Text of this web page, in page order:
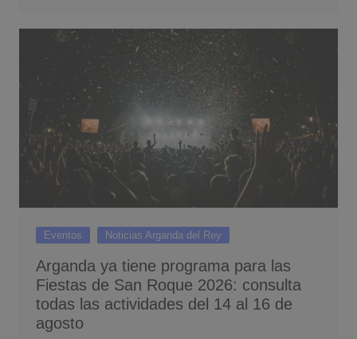
Eventos Noticias Arganda del Rey
Arganda ya tiene programa para las
Fiestas de San Roque 2026: consulta
todas las actividades del 14 al 16 de
agosto